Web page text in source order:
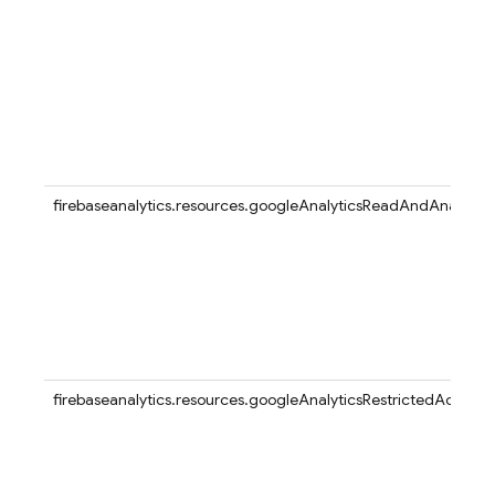
firebaseanalytics.resources.googleAnalyticsReadAndAnalyze
firebaseanalytics.resources.googleAnalyticsRestrictedAccess